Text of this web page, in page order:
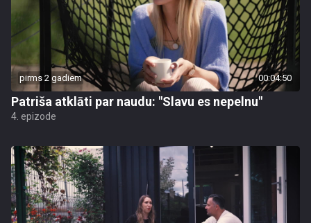
pirms 2 gadiem 00:04:50
Patriša atklāti par naudu: "Slavu es nepelnu"
4. epizode